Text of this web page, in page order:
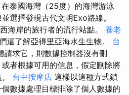
在泰國海灣（25度）的海灣游泳
選擇發現古代文明Exo路線。
海岸的旅行者的流行站點。 養老
還了解亞得里亞海水生生物。 台
請求它，則數據控制器沒有刪
者根據可用的信息，假定刪除將
台中按摩店 這樣以這種方式鎖
數據處理目標排除了個人數據的